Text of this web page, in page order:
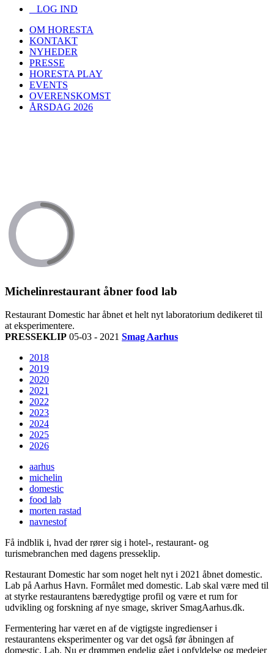
LOG IND
OM HORESTA
KONTAKT
NYHEDER
PRESSE
HORESTA PLAY
EVENTS
OVERENSKOMST
ÅRSDAG 2026
Michelinrestaurant åbner food lab
Restaurant Domestic har åbnet et helt nyt laboratorium dedikeret til
at eksperimentere.
PRESSEKLIP 05-03 - 2021 Smag Aarhus
2018
2019
2020
2021
2022
2023
2024
2025
2026
aarhus
michelin
domestic
food lab
morten rastad
navnestof
Få indblik i, hvad der rører sig i hotel-, restaurant- og
turismebranchen med dagens presseklip.
Restaurant Domestic har som noget helt nyt i 2021 åbnet domestic.
Lab på Aarhus Havn. Formålet med domestic. Lab skal være med til
at styrke restaurantens bæredygtige profil og være et rum for
udvikling og forskning af nye smage, skriver SmagAarhus.dk.
Fermentering har været en af de vigtigste ingredienser i
restaurantens eksperimenter og var det også før åbningen af
domestic. Lab. Nu er drømmen endelig gået i opfyldelse og medejer